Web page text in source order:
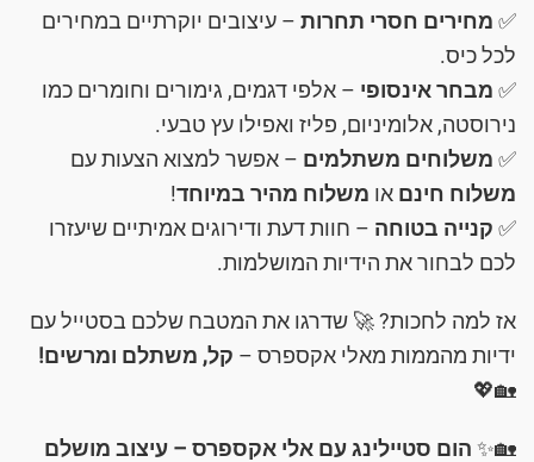
✅ מחירים חסרי תחרות – עיצובים יוקרתיים במחירים
לכל כיס.
✅ מבחר אינסופי – אלפי דגמים, גימורים וחומרים כמו
נירוסטה, אלומיניום, פליז ואפילו עץ טבעי.
✅ משלוחים משתלמים – אפשר למצוא הצעות עם
משלוח חינם או משלוח מהיר במיוחד!
✅ קנייה בטוחה – חוות דעת ודירוגים אמיתיים שיעזרו
לכם לבחור את הידיות המושלמות.
אז למה לחכות? 🚀 שדרגו את המטבח שלכם בסטייל עם
ידיות מהממות מאלי אקספרס – קל, משתלם ומרשים!
🏡💖
🏡✨ הום סטיילינג עם אלי אקספרס – עיצוב מושלם